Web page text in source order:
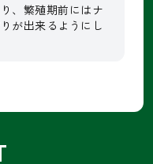
、繁殖期前にはナ
が出来るようにし